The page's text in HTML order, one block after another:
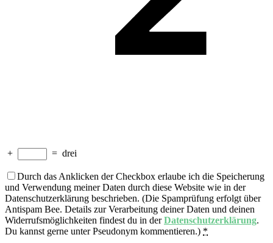
+ = drei
Durch das Anklicken der Checkbox erlaube ich die Speicherung
und Verwendung meiner Daten durch diese Website wie in der
Datenschutzerklärung beschrieben. (Die Spamprüfung erfolgt über
Antispam Bee. Details zur Verarbeitung deiner Daten und deinen
Widerrufsmöglichkeiten findest du in derDatenschutzerklärung.
Du kannst gerne unter Pseudonym kommentieren.) *